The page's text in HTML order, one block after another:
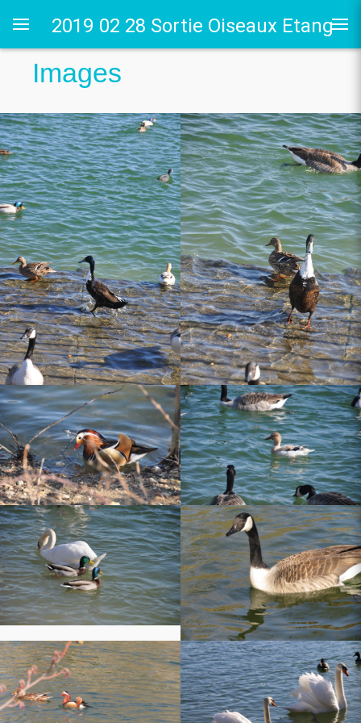
du cora
Germer de Fly
es champs
2019 02 28 Sortie Oiseaux Etang
du cora
Images